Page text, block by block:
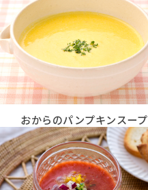
おからのパンプキンスープ